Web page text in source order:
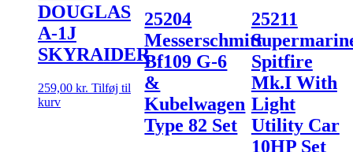
DOUGLAS
A-1J
SKYRAIDER
259,00 kr. Tilføj til
kurv
25204
Messerschmitt
Bf109 G-6
&
Kubelwagen
Type 82 Set
25211
Spitfire
Mk.I With
Light
Utility Car
10HP Set